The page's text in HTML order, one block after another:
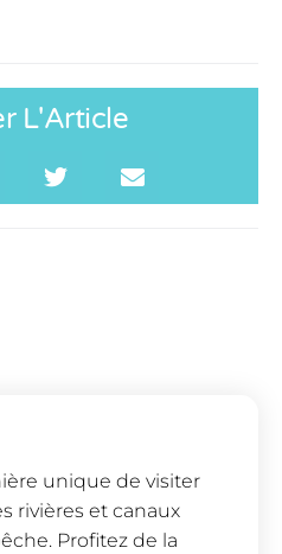
L'Article
unique de visiter
rivières et canaux
Profitez de la